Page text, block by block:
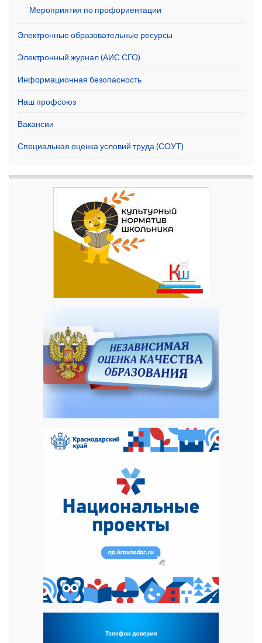
Мероприятия по профориентации
Электронные образовательные ресурсы
Электронный журнал (АИС СГО)
Информационная безопасность
Наш профсоюз
Вакансии
Специальная оценка условий труда (СОУТ)